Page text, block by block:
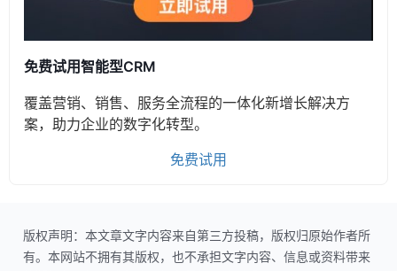
免费试用智能型CRM
覆盖营销、销售、服务全流程的一体化新增长解决方
案，助力企业的数字化转型。
免费试用
版权声明：本文章文字内容来自第三方投稿，版权归原始作者所
有。本网站不拥有其版权，也不承担文字内容、信息或资料带来